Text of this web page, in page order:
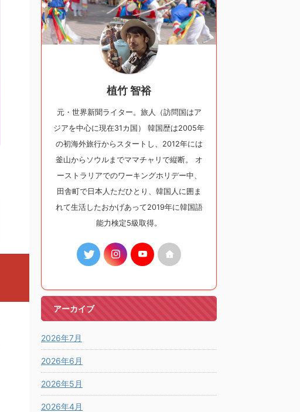
植竹 智裕
元・世界新聞ライター。旅人（訪問国はア
ジアを中心に現在31カ国） 韓国歴は2005年
の初海外旅行からスタートし、2012年には
釜山からソウルまでママチャリで縦断。 オ
ーストラリアでのワーキングホリデー中、
田舎町で日本人ただひとり、韓国人に囲ま
れて生活したおかげあって2019年に韓国語
能力検定5級取得。
アーカイブ
2026年7月
2026年6月
2026年5月
2026年4月